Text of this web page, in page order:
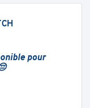
pour